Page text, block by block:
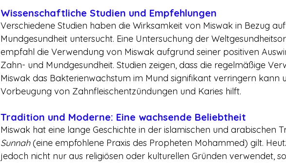
Wissenschaftliche Studien und Empfehlungen
Verschiedene Studien haben die Wirksamkeit von Miswak in Bezug
Mundgesundheit untersucht. Eine Untersuchung der
empfahl die Verwendung von Miswak aufgrund seiner positiven
Zahn- und Mundgesundheit. Studien zeigen, dass die regelmäßige
Miswak das Bakterienwachstum im Mund signifikant verringern kann
Vorbeugung von Zahnfleischentzündungen und Karies hilft.
Tradition und Moderne: Eine wachsende Beliebtheit
Miswak hat eine lange Geschichte in der islamischen und arabischen
Sunnah (eine empfohlene Praxis des Propheten Mohammed) gilt.
jedoch nicht nur aus religiösen oder kulturellen Gründen verwendet,